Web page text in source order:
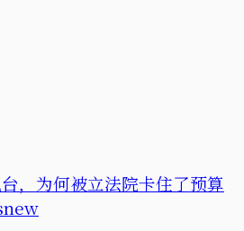
，为何被立法院卡住了预算